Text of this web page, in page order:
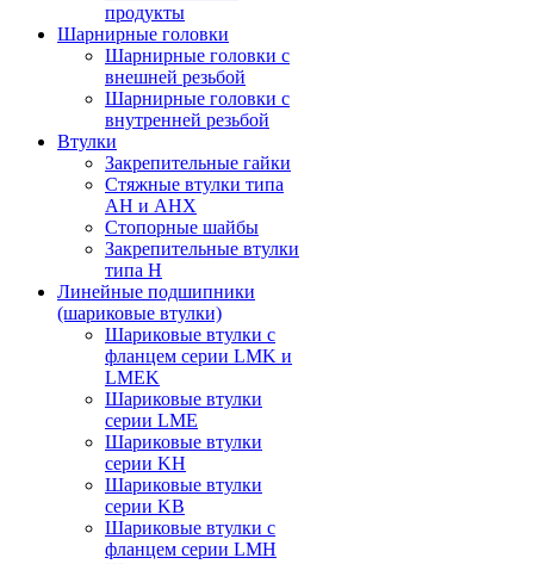
продукты
Шарнирные головки
Шарнирные головки с
внешней резьбой
Шарнирные головки с
внутренней резьбой
Втулки
Закрепительные гайки
Стяжные втулки типа
AH и AHX
Стопорные шайбы
Закрепительные втулки
типа H
Линейные подшипники
(шариковые втулки)
Шариковые втулки с
фланцем серии LMK и
LMEK
Шариковые втулки
серии LME
Шариковые втулки
серии KH
Шариковые втулки
серии KB
Шариковые втулки с
фланцем серии LMH